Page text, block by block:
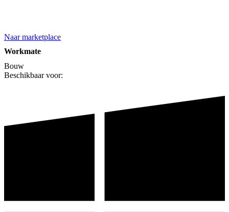
Naar marketplace
Workmate
Bouw
Beschikbaar voor: